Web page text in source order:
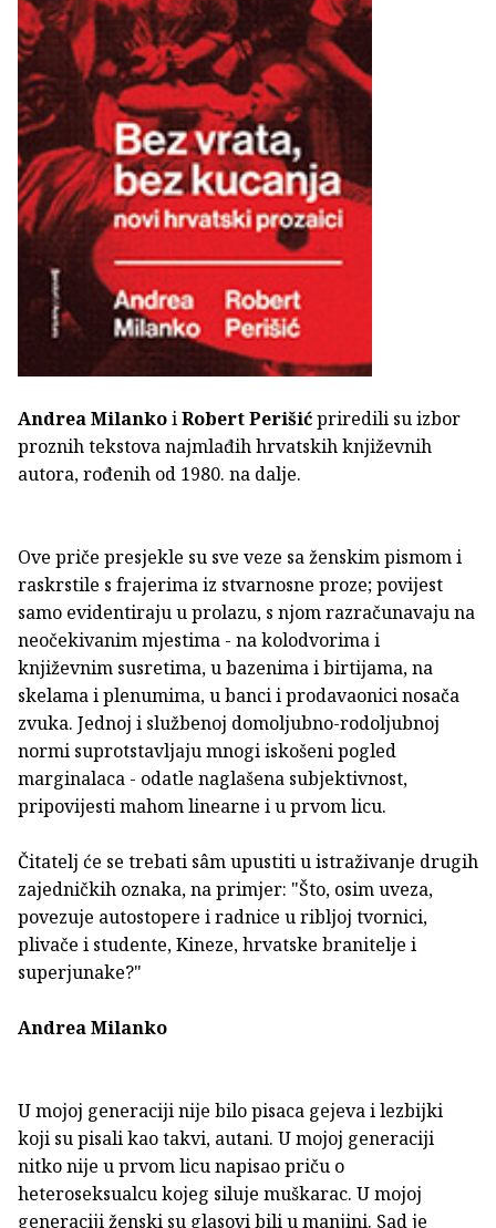
Andrea MilankoiRobert Perišićpriredili su izbor
proznih tekstova najmlađih hrvatskih književnih
autora, rođenih od 1980. na dalje.
Ove priče presjekle su sve veze sa ženskim pismom i
raskrstile s frajerima iz stvarnosne proze; povijest
samo evidentiraju u prolazu, s njom razračunavaju na
neočekivanim mjestima - na kolodvorima i
književnim susretima, u bazenima i birtijama, na
skelama i plenumima, u banci i prodavaonici nosača
zvuka. Jednoj i službenoj domoljubno-rodoljubnoj
normi suprotstavljaju mnogi iskošeni pogled
marginalaca - odatle naglašena subjektivnost,
pripovijesti mahom linearne i u prvom licu.
Čitatelj će se trebati sâm upustiti u istraživanje drugih
zajedničkih oznaka, na primjer: "Što, osim uveza,
povezuje autostopere i radnice u ribljoj tvornici,
plivače i studente, Kineze, hrvatske branitelje i
superjunake?"
Andrea Milanko
U mojoj generaciji nije bilo pisaca gejeva i lezbijki
koji su pisali kao takvi, autani. U mojoj generaciji
nitko nije u prvom licu napisao priču o
heteroseksualcu kojeg siluje muškarac. U mojoj
generaciji ženski su glasovi bili u manjini. Sad je